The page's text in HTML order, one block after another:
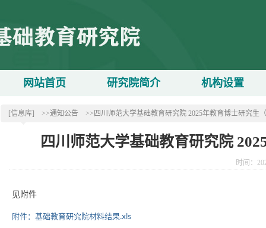
网站首页 研究院简介 机构设置
[信息库] >>通知公告 >>四川师范大学基础教育研究院 2025年教育博士研究
四川师范大学基础教育研究院
时间：
见附件
附件：基础教育研究院材料结果.xls